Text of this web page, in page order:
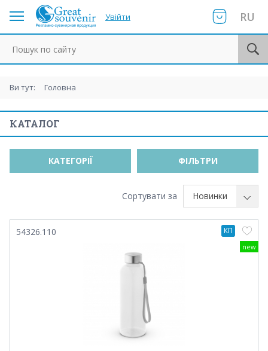
Увійти RU
Ви тут: Головна
КАТАЛОГ
КАТЕГОРІЇ ФІЛЬТРИ
Сортувати за Новинки
new
54326.110 КП